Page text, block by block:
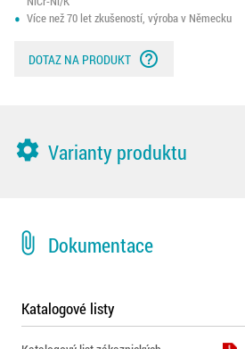
Více než 70 let zkušeností, výroba v Německu
DOTAZ NA PRODUKT help_outline
settings Varianty produktu
attach_file Dokumentace
Katalogové listy